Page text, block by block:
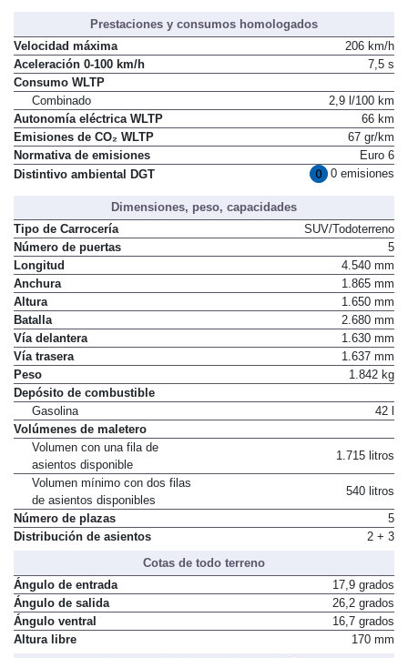
Prestaciones y consumos homologados
Velocidad máxima
206 km/h
Aceleración 0-100 km/h
7,5 s
Consumo WLTP
Combinado
2,9 l/100 km
Autonomía eléctrica WLTP
66 km
Emisiones de CO₂ WLTP
67 gr/km
Normativa de emisiones
Euro 6
Distintivo ambiental DGT
0 emisiones
Dimensiones, peso, capacidades
Tipo de Carrocería
SUV/Todoterreno
Número de puertas
5
Longitud
4.540 mm
Anchura
1.865 mm
Altura
1.650 mm
Batalla
2.680 mm
Vía delantera
1.630 mm
Vía trasera
1.637 mm
Peso
1.842 kg
Depósito de combustible
Gasolina
42 l
Volúmenes de maletero
Volumen con una fila de
asientos disponible
1.715 litros
Volumen mínimo con dos filas
de asientos disponibles
540 litros
Número de plazas
5
Distribución de asientos
2 + 3
Cotas de todo terreno
Ángulo de entrada
17,9 grados
Ángulo de salida
26,2 grados
Ángulo ventral
16,7 grados
Altura libre
170 mm